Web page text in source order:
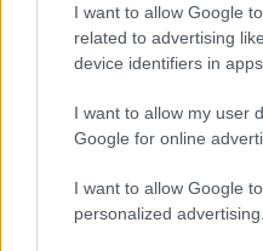
I want to allow Google
related to advertising
device identifiers in apps.
I want to allow my user
Google for online
I want to allow Google
personalized advertising.
ΕΘΝΟΣ θα παρεμβαίνει και τα
διαγράφονται